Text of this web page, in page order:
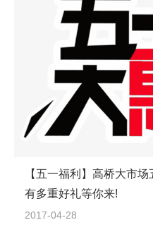
【五一福利】高桥大市
有多重好礼等你来!
2017-04-28